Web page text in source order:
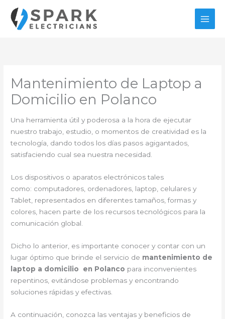
contenido
Mantenimiento de Laptop a
Domicilio en Polanco
Una herramienta útil y poderosa a la hora de ejecutar
nuestro trabajo, estudio, o momentos de creatividad es la
tecnología, dando todos los días pasos agigantados,
satisfaciendo cual sea nuestra necesidad.
Los dispositivos o aparatos electrónicos tales
como: computadores, ordenadores, laptop, celulares y
Tablet, representados en diferentes tamaños, formas y
colores, hacen parte de los recursos tecnológicos para la
comunicación global.
Dicho lo anterior, es importante conocer y contar con un
lugar óptimo que brinde el servicio de mantenimiento de
laptop a domicilio en Polanco para inconvenientes
repentinos, evitándose problemas y encontrando
soluciones rápidas y efectivas.
A continuación, conozca las ventajas y beneficios de